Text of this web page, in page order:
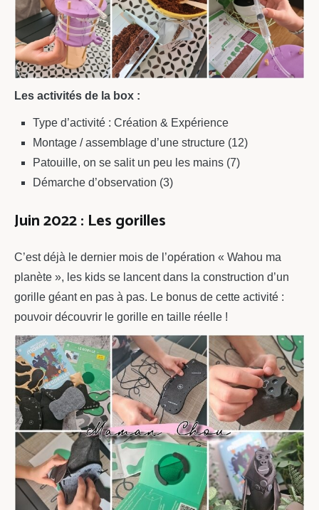
Les activités de la box :
Type d’activité : Création & Expérience
Montage / assemblage d’une structure (12)
Patouille, on se salit un peu les mains (7)
Démarche d’observation (3)
Juin 2022 : Les gorilles
C’est déjà le dernier mois de l’opération « Wahou ma
planète », les kids se lancent dans la construction d’un
gorille géant en pas à pas. Le bonus de cette activité :
pouvoir découvrir le gorille en taille réelle !